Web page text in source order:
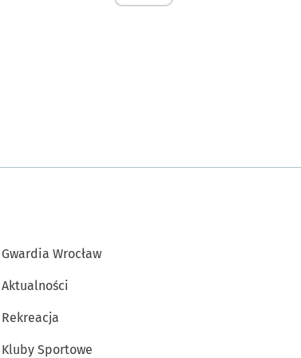
Gwardia Wrocław
Aktualności
Rekreacja
Kluby Sportowe